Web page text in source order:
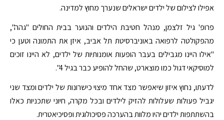
אפילו לצילום של ילדים ישראלים שנערך מחוץ למדינה.
פרופ' גיל זלצמן, מנהל חטיבת הילדים והנוער בבית החולים "גהה",
מהפקולטה לרפואה באוניברסיטת תל אביב, איזן את התמונה וטען כי
"אילו היינו מגבילים בעבר הופעות אומנותיות של ילדים, לא היינו זוכים
למוסיקאי דגול כמו מוצארט, שהחל להופיע כבר בגיל 4".
לדעתו, נחוץ איזון שיאפשר מצד אחד מיצוי כישרונות של ילדים ומצד שני
יגביל פעולות שעלולות להזיק לילדים ובכל מקרה, חיוני שתכניות כאלו
בהשתתפות ילדים יהיו מלוות בהערכה פסיכולוגית ופסיכיאטרית.